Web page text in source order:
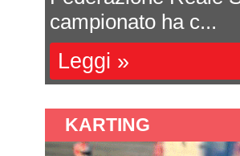
campionato ha c...
Leggi »
KARTING